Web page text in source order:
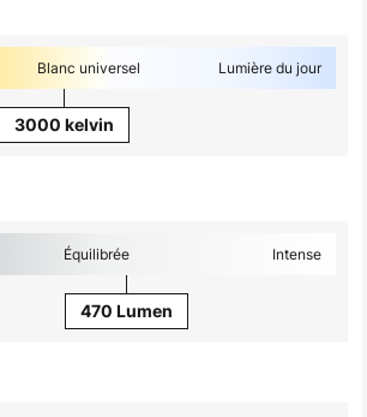
Blanc universel Lumière du jour
3000 kelvin
Équilibrée Intense
470 Lumen